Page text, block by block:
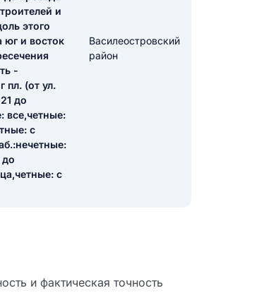
и
этого
юг и восток
-
пл. (от ул.
до
все,четные:
с
до
с
Василеостровский
район
и фактическая точность